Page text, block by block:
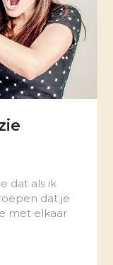
dat als ik
dat je
met elkaar